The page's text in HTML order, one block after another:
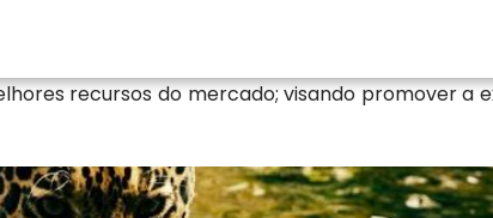
Cetesb Consulta, a Florestativa Solucoes
com ótima qualidade. Somos a principal
recursos do mercado; visando promover a